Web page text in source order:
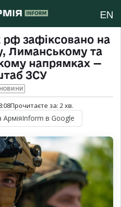
EN
рф зафіксовано на
Лиманському та
напрямках —
ЗСУ
НОВИНИ
Прочитаєте за: 2хв.
АрміяInform в Google